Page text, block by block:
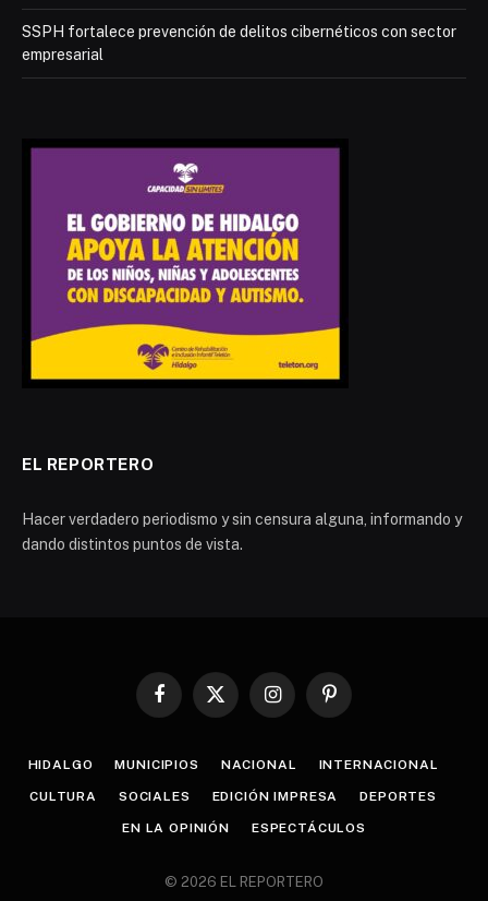
SSPH fortalece prevención de delitos cibernéticos con sector
empresarial
EL REPORTERO
Hacer verdadero periodismo y sin censura alguna, informando y
dando distintos puntos de vista.
Facebook
X
InstagramPinterest
HIDALGO MUNICIPIOS NACIONAL INTERNACIONAL
CULTURA SOCIALES EDICIÓN IMPRESA DEPORTES
EN LA OPINIÓN ESPECTÁCULOS
© 2026 EL REPORTERO